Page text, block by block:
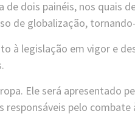
de dois painéis, nos quais
de globalização,
à legislação em vigor e
Ele será apresentado
responsáveis pelo combate